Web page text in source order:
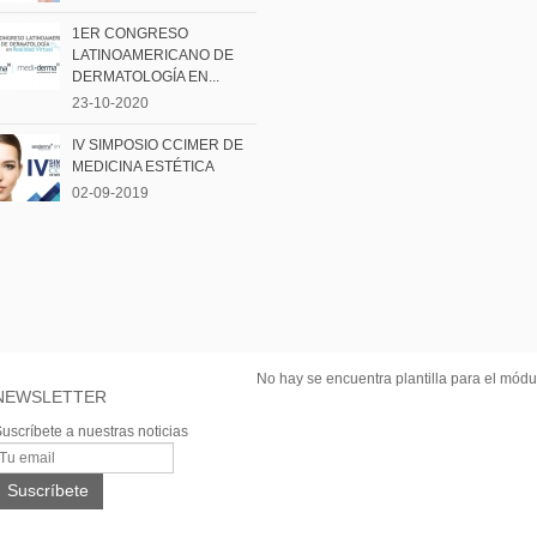
1ER CONGRESO
LATINOAMERICANO DE
DERMATOLOGÍA EN...
23-10-2020
IV SIMPOSIO CCIMER DE
MEDICINA ESTÉTICA
02-09-2019
a nuestras noticias
No hay se encuentra plantilla para el